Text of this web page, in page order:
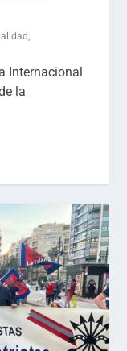
Internacional
la